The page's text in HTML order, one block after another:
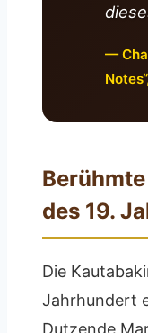
—
des 19.
Die
Jahrhundert
Dutzende